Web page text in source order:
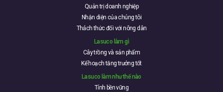
Quản trị doanh nghiệp
Nhận diện của chúng tôi
Thách thức đối với nông dân
Lasuco làm gì
Cây trồng và sản phẩm
Kế hoạch tăng trưởng tốt
Lasuco làm như thế nào
Tính bền vững